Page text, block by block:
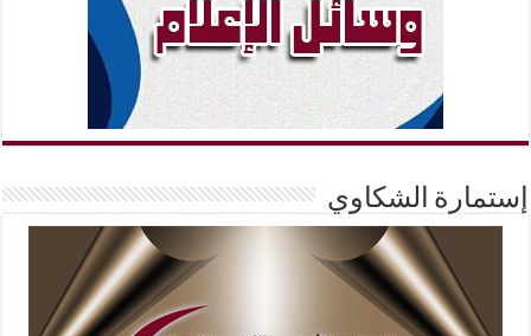
إستمارة الشكاوي